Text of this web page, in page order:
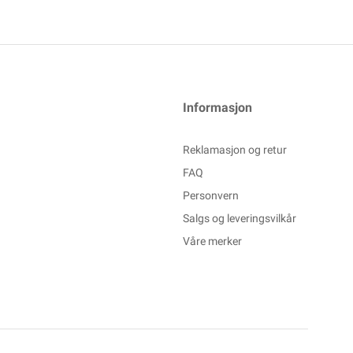
Informasjon
Reklamasjon og retur
FAQ
Personvern
Salgs og leveringsvilkår
Våre merker